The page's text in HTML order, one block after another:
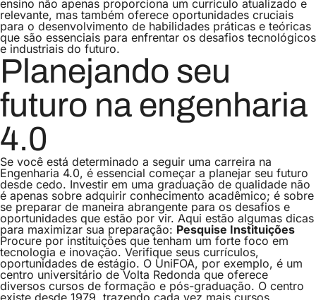
ensino não apenas proporciona um currículo atualizado e
relevante, mas também oferece oportunidades cruciais
para o desenvolvimento de habilidades práticas e teóricas
que são essenciais para enfrentar os desafios tecnológicos
e industriais do futuro.
Planejando seu
futuro na engenharia
4.0
Se você está determinado a seguir uma carreira na
Engenharia 4.0, é essencial começar a planejar seu futuro
desde cedo. Investir em uma graduação de qualidade não
é apenas sobre adquirir conhecimento acadêmico; é sobre
se preparar de maneira abrangente para os desafios e
oportunidades que estão por vir. Aqui estão algumas dicas
para maximizar sua preparação: Pesquise Instituições
Procure por instituições que tenham um forte foco em
tecnologia e inovação. Verifique seus currículos,
oportunidades de estágio. O UniFOA, por exemplo, é um
centro universitário de Volta Redonda que oferece
diversos cursos de formação e pós-graduação. O centro
existe desde 1979, trazendo cada vez mais cursos,